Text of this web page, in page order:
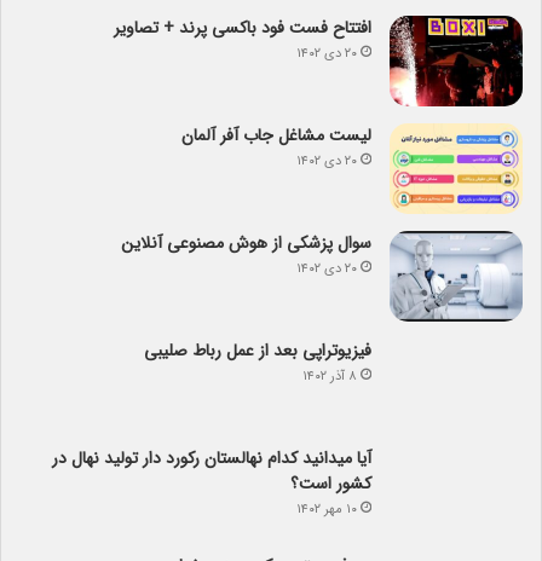
افتتاح فست فود باکسی پرند + تصاویر
۲۰ دی ۱۴۰۲
لیست مشاغل جاب آفر آلمان
۲۰ دی ۱۴۰۲
سوال پزشکی از هوش مصنوعی آنلاین
۲۰ دی ۱۴۰۲
فیزیوتراپی بعد از عمل رباط صلیبی
۸ آذر ۱۴۰۲
کشور است؟
۱۰ مهر ۱۴۰۲
معرفی بهترین کرم پودر مخملی